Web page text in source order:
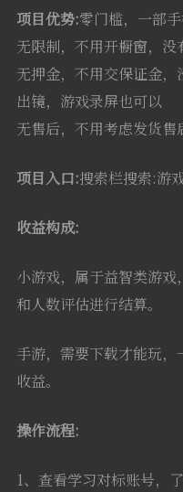
项目优势:零门槛，一部
无限制，不用开橱窗，没
无押金，不用交保证金
出镜，游戏录屏也可以
无售后，不用考虑发货售
项目入口:搜索栏搜索:游
收益构成:
小游戏，属于益智类游
和人数评估进行结算。
手游，需要下载才能玩
收益。
操作流程:
1、查看学习对标账号，